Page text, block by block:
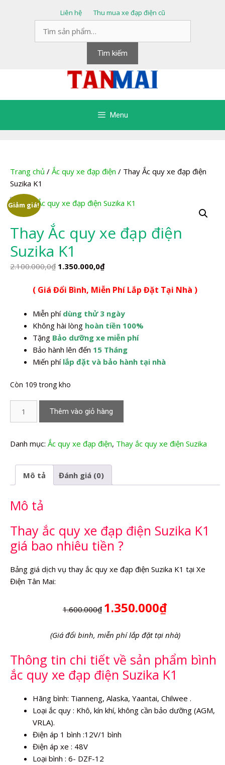
Liên hệ
Thu mua xe đạp điện cũ
kiếm:
Tìm kiếm
Menu
Trang chủ / Ắc quy xe đạp điện / Thay Ắc quy xe đạp điện
Suzika K1
Giảm giá!
Thay Ắc quy xe đạp điện
Suzika K1
2.100.000,0₫ Giá
là:
1.350.000,0₫Giá
tại
1.350.000,0₫.
( Giá Đổi Bình, Miễn Phí Lắp Đặt Tại Nhà )
Miễn phí dùng thử 3 ngày
Không hài lòng hoàn tiền 100%
Tặng Bảo dưỡng xe miễn phí
Bảo hành lên đến 15 Tháng
Miến phí lắp đặt và bảo hành tại nhà
Còn 109 trong kho
xe
điện
Suzika
số
Thêm vào giỏ hàng
Danh mục: Ắc quy xe đạp điện, Thay ắc quy xe điện Suzika
Mô tả Đánh giá (0)
Mô tả
Thay ắc quy xe đạp điện Suzika K1
giá bao nhiêu tiền ?
Bảng giá dịch vụ thay ắc quy xe đạp điện Suzika K1 tại Xe
Điện Tân Mai:
1.600.000₫ 1.350.000₫
(Giá đổi binh, miễn phí lắp đặt tại nhà)
Thông tin chi tiết về sản phẩm bình
ắc quy xe đạp điện Suzika K1
Hãng bình: Tianneng, Alaska, Yaantai, Chilwee .
Loại ắc quy : Khô, kín khí, không cần bảo dưỡng (AGM,
VRLA).
Điện áp 1 bình :12V/1 bình
Điện áp xe : 48V
Loại bình : 6- DZF-12